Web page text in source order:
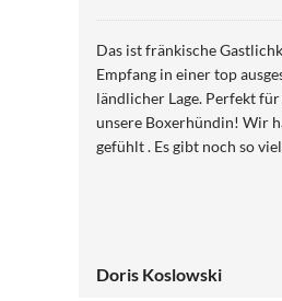
Das ist fränkische
Empfang in einer top
ländlicher Lage. Perfekt
unsere Boxerhündin! Wir
gefühlt . Es gibt noch so
Doris Koslowski